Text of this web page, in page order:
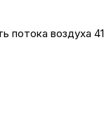
потока воздуха 41